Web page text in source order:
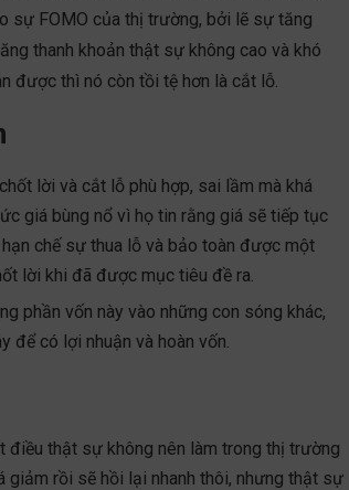
sự FOMO của thị trường, bởi lẽ sự tăng
thanh khoản thật sự không cao và khó
được thì nó còn tồi tệ hơn là cắt lỗ.
lời và cắt lỗ phù hợp, sai lầm mà khá
giá bùng nổ vì họ tin rằng giá sẽ tiếp tục
chế sự thua lỗ và bảo toàn được một
lời khi đã được mục tiêu đề ra.
phần vốn này vào những con sóng khác,
để có lợi nhuận và hoàn vốn.
điều thật sự không nên làm trong thị trường
giảm rồi sẽ hồi lại nhanh thôi, nhưng thật sự